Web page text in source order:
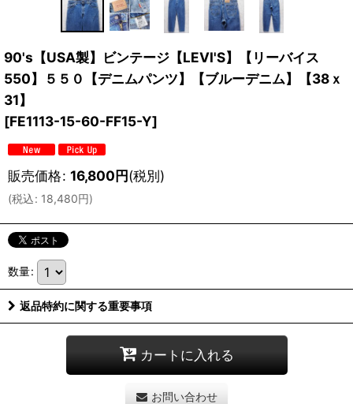
90's【USA製】ビンテージ【LEVI'S】【リーバイス
550】５５０【デニムパンツ】【ブルーデニム】【38ｘ
31】
[FE1113-15-60-FF15-Y]
販売価格: 16,800円(税別)
(税込: 18,480円)
数量:
返品特約に関する重要事項
カートに入れる
お問い合わせ